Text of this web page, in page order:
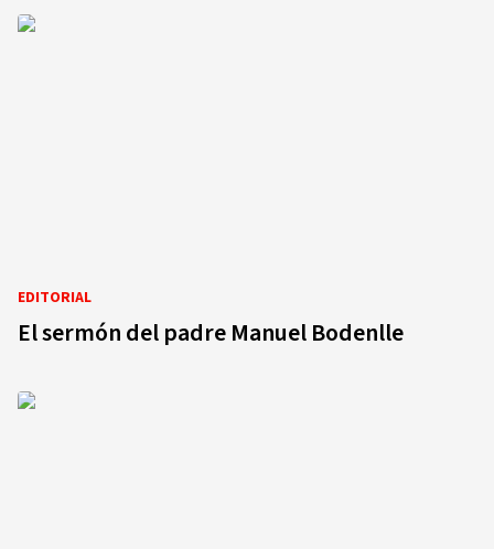
EDITORIAL
El sermón del padre Manuel Bodenlle